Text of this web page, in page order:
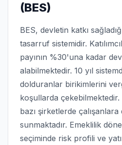
(BES)
BES, devletin katkı
tasarruf sistemidir.
payının %30'una kadar
alabilmektedir. 10 yıl
dolduranlar birikimlerini
koşullarda çekebilmektedir.
bazı şirketlerde çalışanlara
sunmaktadır. Emeklilik
seçiminde risk profili ve